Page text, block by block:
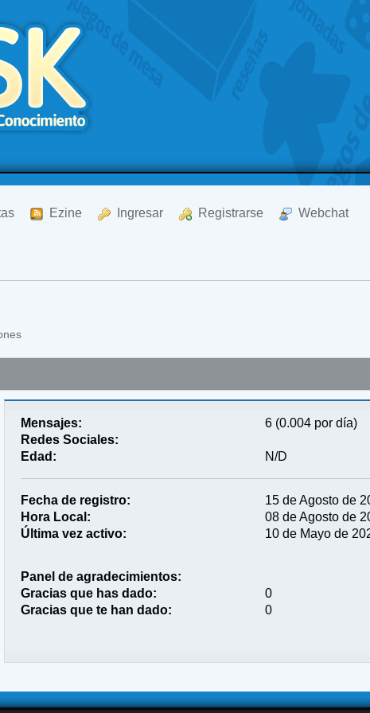
Ezine Ingresar Registrarse Webchat
Mensajes:
6 (0.004 por día)
Redes Sociales:
Edad:
N/D
Fecha de registro:
15 de Agosto de
Hora Local:
08 de Agosto de
Última vez activo:
10 de Mayo de
Panel de agradecimientos:
Gracias que has dado:
0
Gracias que te han dado:
0